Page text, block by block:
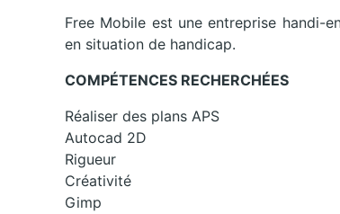
Free Mobile est une entreprise handi-
en situation de handicap.
COMPÉTENCES RECHERCHÉES
Réaliser des plans APS
Autocad 2D
Rigueur
Créativité
Gimp